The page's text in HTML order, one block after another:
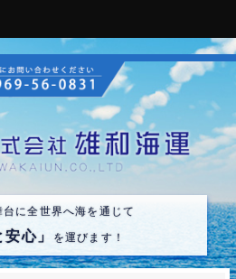
に全世界へ海を通じて
安心」 を運びます！